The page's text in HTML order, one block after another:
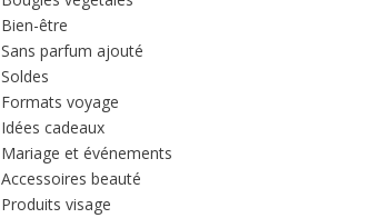
Bien-être
Sans parfum ajouté
Soldes
Formats voyage
Idées cadeaux
Mariage et événements
Accessoires beauté
Produits visage